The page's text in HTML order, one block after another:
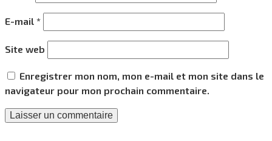
E-mail *
Site web
Enregistrer mon nom, mon e-mail et mon site dans le
navigateur pour mon prochain commentaire.